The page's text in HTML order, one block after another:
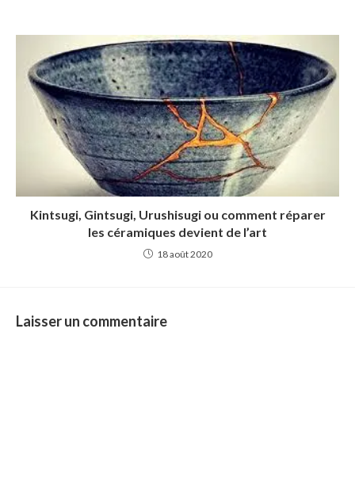
Kintsugi, Gintsugi, Urushisugi ou comment réparer
les céramiques devient de l’art
18 août 2020
Laisser un commentaire